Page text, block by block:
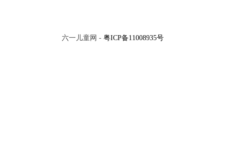
六一儿童网 - 粤ICP备11008935号